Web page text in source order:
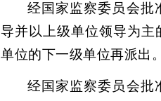
经国家监察委员会批
导并以上级单位领导为
单位的下一级单位再派出。
经国家监察委员会批